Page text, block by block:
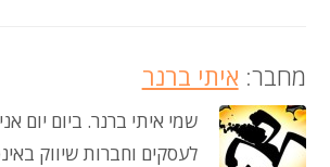
מחבר: איתי ברנר
שמי איתי ברנר. ביום יום
לעסקים וחברות שיווק